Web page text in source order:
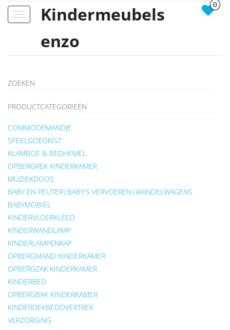
Toggle
Kindermeubels
enzo
0
ZOEKEN
PRODUCTCATEGORIEËN
COMMODEMANDJE
SPEELGOEDKIST
KLAMBOE & BEDHEMEL
OPBERGREK KINDERKAMER
MUZIEKDOOS
BABY EN PEUTER|BABY'S VERVOEREN|WANDELWAGENS
BABYMOBIEL
KINDERVLOERKLEED
KINDERWANDLAMP
KINDERLAMPENKAP
OPBERGMAND KINDERKAMER
OPBERGZAK KINDERKAMER
KINDERBED
OPBERGBAK KINDERKAMER
KINDERDEKBEDOVERTREK
VERZORGING